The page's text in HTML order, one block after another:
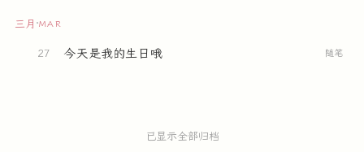
三月 ·MAR
27 今天是我的生日哦 随笔
已显示全部归档